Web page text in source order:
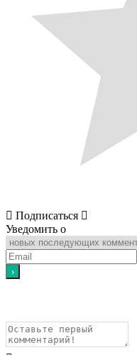
Подписаться
Уведомить о